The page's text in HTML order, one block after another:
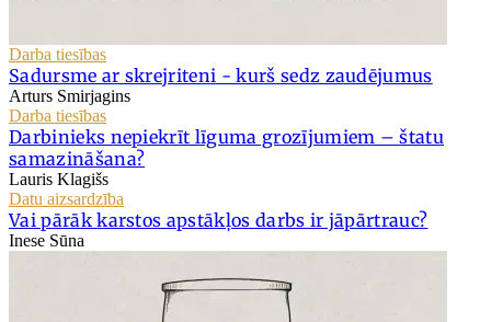
Darba tiesības
Sadursme ar skrejriteni - kurš sedz zaudējumus
Arturs Smirjagins
Darba tiesības
Darbinieks nepiekrīt līguma grozījumiem – štatu
samazināšana?
Lauris Klagišs
Datu aizsardzība
Vai pārāk karstos apstākļos darbs ir jāpārtrauc?
Inese Sūna